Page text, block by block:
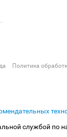
Политика
службой по